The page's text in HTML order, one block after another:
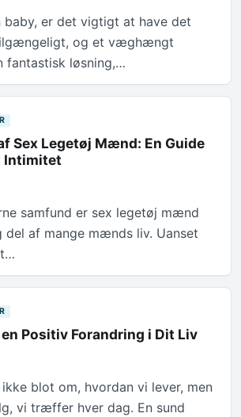
baby, er det vigtigt at have det
og et væghængt
fantastisk løsning,…
Sex Legetøj Mænd: En Guide
Intimitet
samfund er sex legetøj mænd
del af mange mænds liv. Uanset
Positiv Forandring i Dit Liv
blot om, hvordan vi lever, men
vi træffer hver dag. En sund